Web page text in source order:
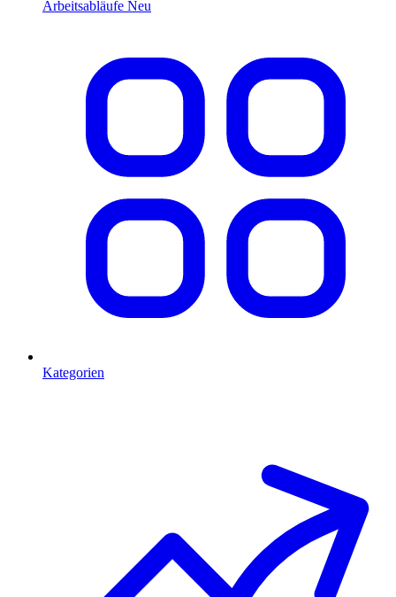
Arbeitsabläufe Neu
Kategorien